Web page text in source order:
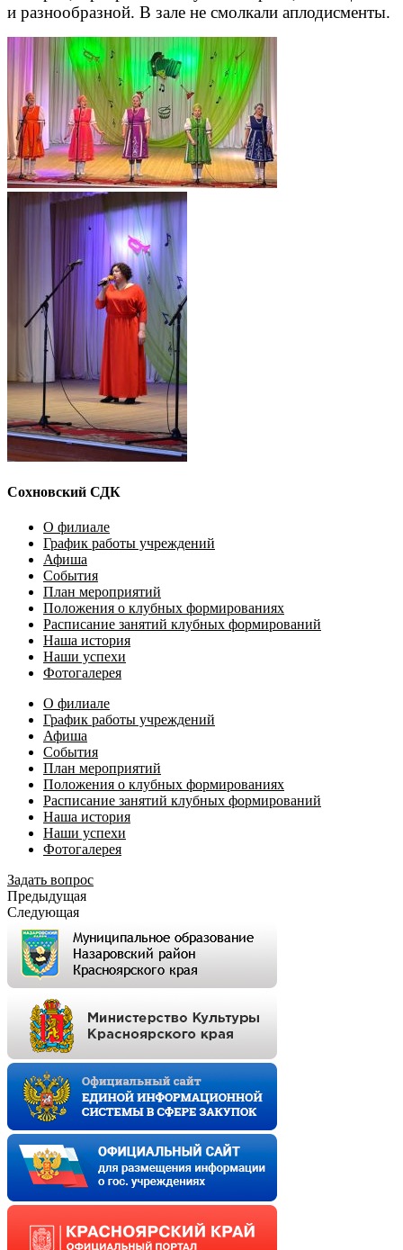
и разнообразной. В зале не смолкали аплодисменты.
Сохновский СДК
О филиале
График работы учреждений
Афиша
События
План мероприятий
Положения о клубных формированиях
Расписание занятий клубных формирований
Наша история
Наши успехи
Фотогалерея
О филиале
График работы учреждений
Афиша
События
План мероприятий
Положения о клубных формированиях
Расписание занятий клубных формирований
Наша история
Наши успехи
Фотогалерея
Задать вопрос
Предыдущая
Следующая